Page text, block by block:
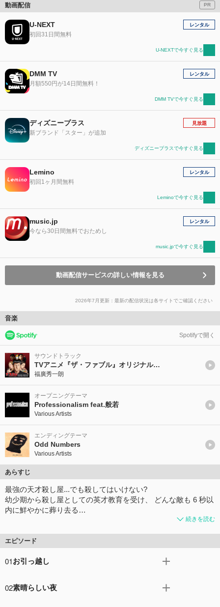
動画配信 PR
U-NEXT
初回31日間無料
レンタル
U-NEXTで今すぐ見る
DMM TV
月額550円が14日間無料！
レンタル
DMM TVで今すぐ見る
ディズニープラス
新ブランド「スター」が追加
見放題
ディズニープラスで今すぐ見る
Lemino
初回1ヶ月間無料
レンタル
Leminoで今すぐ見る
music.jp
今なら30日間無料でおためし
レンタル
music.jpで今すぐ見る
動画配信サービスの詳しい情報を見る
2026年7月更新：最新の配信状況は各サイトでご確認ください
音楽
Spotifyで開く
サウンドトラック
TVアニメ『ザ・ファブル』オリジナル・サウンドトラック
福廣秀一朗
オープニングテーマ
Professionalism feat.般若
Various Artists
エンディングテーマ
Odd Numbers
Various Artists
あらすじ
最強の天才殺し屋...でも殺してはいけない?
幼少期から殺し屋としての英才教育を受け、 どんな敵も 6 秒以
内に鮮やかに葬り去る…
続きを読む
エピソード
01お引っ越し
た“ファブル”は、組織のボスに一年間の殺し屋休業生活を
02素晴らしい夜